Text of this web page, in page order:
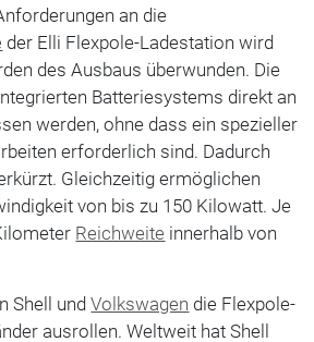
an die
der Elli Flexpole-Ladestation wird
des Ausbaus überwunden. Die
Batteriesystems direkt an
werden, ohne dass ein spezieller
erforderlich sind. Dadurch
Gleichzeitig ermöglichen
von bis zu 150 Kilowatt. Je
Reichweite innerhalb von
Shell undVolkswagen die Flexpole-
ausrollen. Weltweit hat Shell